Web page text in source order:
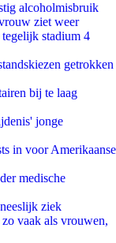
alcoholmisbruik
ziet weer
stadium 4
getrokken
bij te laag
jonge
in voor Amerikaanse
medische
ziek
vaak als vrouwen,